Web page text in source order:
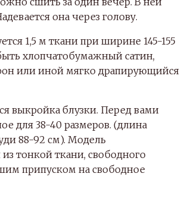
она через голову.
1,5 м ткани при ширине 145-155
хлопчатобумажный сатин,
или иной мягко драпирующийся
выкройка блузки. Перед вами
для 38-40 размеров. (длина
88-92 см). Модель
из тонкой ткани, свободного
припуском на свободное